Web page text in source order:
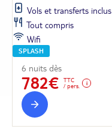
Vols et transferts inclus
Tout compris
Wifi
SPLASH
6 nuits dès
782€
TTC
/ pers.